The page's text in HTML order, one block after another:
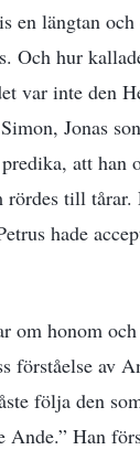
en längtan
Och hur
var inte den
Jonas
att han
till
hade
om honom
av
följa den
Ande.” Han